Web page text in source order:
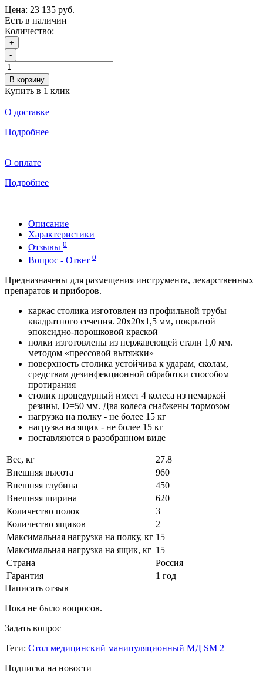
Цена: 23 135 руб.
Есть в наличии
Количество:
+
-
В корзину
Купить в 1 клик
О доставке
Подробнее
О оплате
Подробнее
Описание
Характеристики
Отзывы 0
Вопрос - Ответ 0
Предназначены для размещения инструмента, лекарственных
препаратов и приборов.
каркас столика изготовлен из профильной трубы
квадратного сечения. 20х20х1,5 мм, покрытой
эпоксидно-порошковой краской
полки изготовлены из нержавеющей стали 1,0 мм.
методом «прессовой вытяжки»
поверхность столика устойчива к ударам, сколам,
средствам дезинфекционной обработки способом
протирания
столик процедурный имеет 4 колеса из немаркой
резины, D=50 мм. Два колеса снабжены тормозом
нагрузка на полку - не более 15 кг
нагрузка на ящик - не более 15 кг
поставляются в разобранном виде
Вес, кг
27.8
Внешняя высота
960
Внешняя глубина
450
Внешняя ширина
620
Количество полок
3
Количество ящиков
2
Максимальная нагрузка на полку, кг 15
Максимальная нагрузка на ящик, кг 15
Страна
Россия
Гарантия
1 год
Написать отзыв
Пока не было вопросов.
Задать вопрос
Теги: Стол медицинский манипуляционный МД SM 2
Подписка на новости